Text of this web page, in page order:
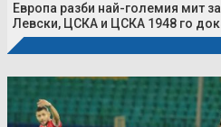
Европа разби най-големия мит
Левски, ЦСКА и ЦСКА 1948 го